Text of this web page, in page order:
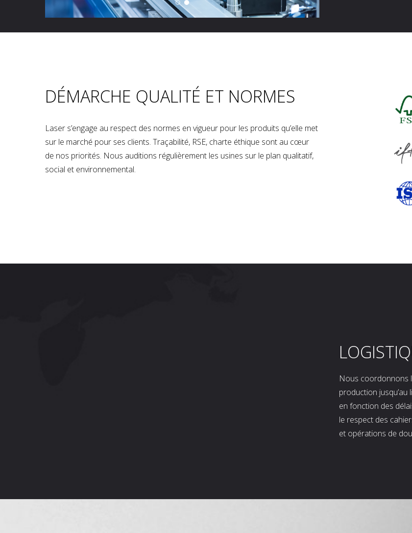
DÉMARCHE QUALITÉ ET NORMES
Laser s’engage au respect des normes en vigueur pour les produits qu’elle met
sur le marché pour ses clients. Traçabilité, RSE, charte éthique sont au cœur
de nos priorités. Nous auditions régulièrement les usines sur le plan qualitatif,
social et environnemental.
Nous coordonnons
production
en fonction des
le respect des
et opérations de